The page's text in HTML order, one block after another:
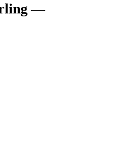
―